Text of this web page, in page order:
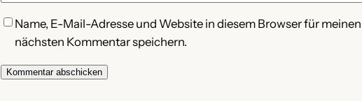
Name, E-Mail-Adresse und Website in diesem Browser für meinen
nächsten Kommentar speichern.